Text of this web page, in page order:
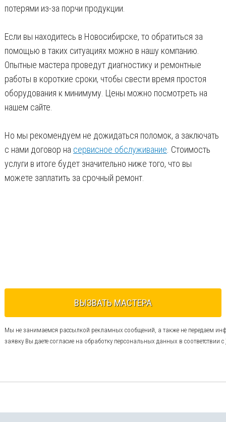
потерями из-за порчи продукции.
Если вы находитесь в Новосибирске, то обратиться за
помощью в таких ситуациях можно в нашу компанию.
Опытные мастера проведут диагностику и ремонтные
работы в короткие сроки, чтобы свести время простоя
оборудования к минимуму. Цены можно посмотреть на
нашем сайте.
Но мы рекомендуем не дожидаться поломок, а заключать
с нами договор на сервисное обслуживание . Стоимость
услуги в итоге будет значительно ниже того, что вы
можете заплатить за срочный ремонт.
ВЫЗВАТЬ МАСТЕРА
Мы не занимаемся рассылкой рекламных сообщений, а также не передаем
заявку Вы даете согласие на обработку персональных данных в соответствии с